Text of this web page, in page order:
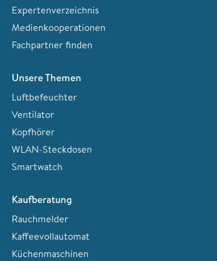
Expertenverzeichnis
Medienkooperationen
Fachpartner finden
Unsere Themen
Luftbefeuchter
Ventilator
Kopfhörer
WLAN-Steckdosen
Smartwatch
Kaufberatung
Rauchmelder
Kaffeevollautomat
Küchenmaschinen